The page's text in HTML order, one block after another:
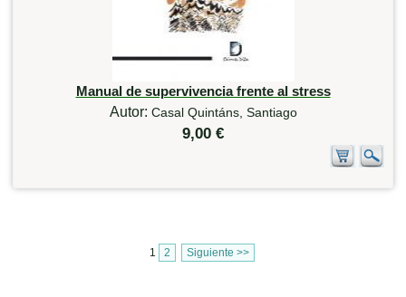
Manual de supervivencia frente al stress
Autor: Casal Quintáns, Santiago
9,00 €
1 2 Siguiente >>